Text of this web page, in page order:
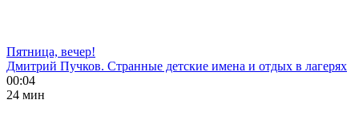
Пятница, вечер!
Дмитрий Пучков. Странные детские имена и отдых в лагерях
00:04
24 мин